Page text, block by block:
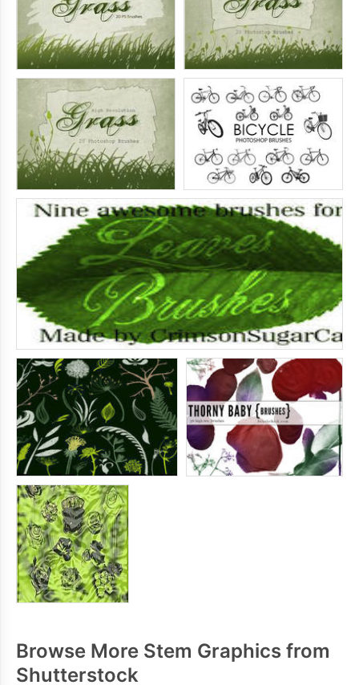
Browse More Stem Graphics from
Shutterstock